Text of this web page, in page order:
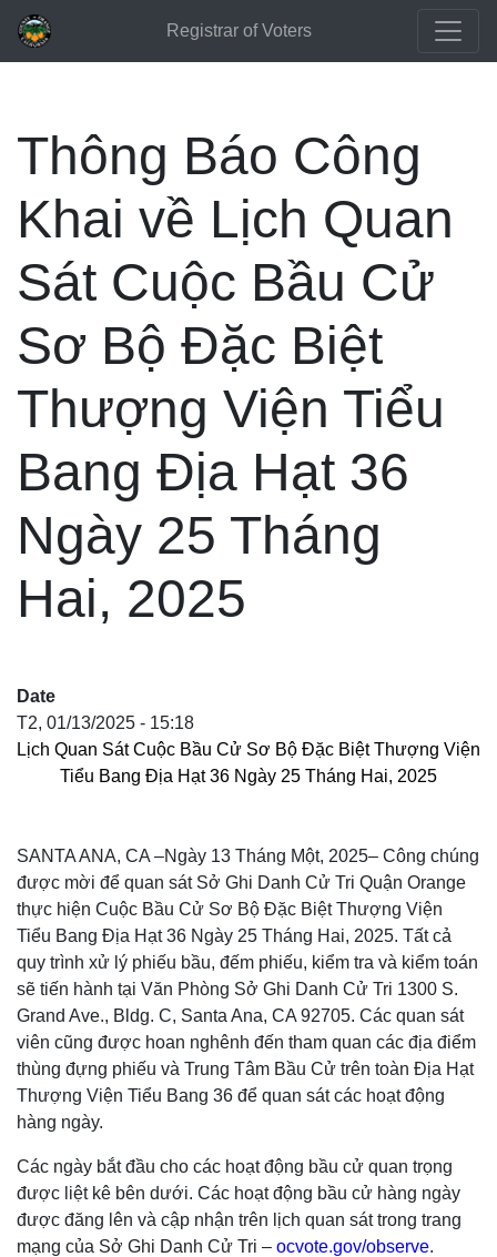
Registrar of Voters
Thông Báo Công
Khai về Lịch Quan
Sát Cuộc Bầu Cử
Sơ Bộ Đặc Biệt
Thượng Viện Tiểu
Bang Địa Hạt 36
Ngày 25 Tháng
Hai, 2025
Date
T2, 01/13/2025 - 15:18
Lịch Quan Sát Cuộc Bầu Cử Sơ Bộ Đặc BiệtThượng Viện
Tiểu Bang Địa Hạt 36 Ngày 25 Tháng Hai, 2025
SANTA ANA, CA –Ngày 13 Tháng Một, 2025– Công chúng
được mời để quan sát Sở Ghi Danh Cử Tri Quận Orange
thực hiện Cuộc Bầu Cử Sơ Bộ Đặc Biệt Thượng Viện
Tiểu Bang Địa Hạt 36 Ngày 25 Tháng Hai, 2025. Tất cả
quy trình xử lý phiếu bầu, đếm phiếu, kiểm tra và kiểm toán
sẽ tiến hành tại Văn Phòng Sở Ghi Danh Cử Tri 1300 S.
Grand Ave., Bldg. C, Santa Ana, CA 92705. Các quan sát
viên cũng được hoan nghênh đến tham quan các địa điểm
thùng đựng phiếu và Trung Tâm Bầu Cử trên toàn Địa Hạt
Thượng Viện Tiểu Bang 36 để quan sát các hoạt động
hàng ngày.
Các ngày bắt đầu cho các hoạt động bầu cử quan trọng
được liệt kê bên dưới. Các hoạt động bầu cử hàng ngày
được đăng lên và cập nhận trên lịch quan sát trong trang
mạng của Sở Ghi Danh Cử Tri – ocvote.gov/observe.